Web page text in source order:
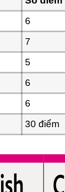
6
7
5
6
6
30 điểm